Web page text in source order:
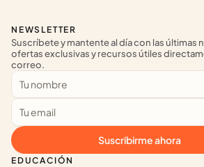
EDUCACIÓN
NEWSLETTER
Suscríbete y mantente al día con las últimas
ofertas exclusivas y recursos útiles
correo.
Suscribirme ahora